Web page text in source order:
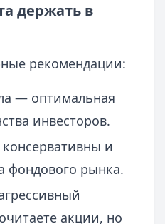
держать в
рекомендации:
— оптимальная
инвесторов.
и
фондового рынка.
акции, но